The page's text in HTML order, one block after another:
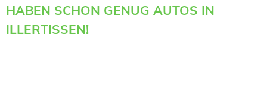
HABEN SCHON GENUG AUTOS IN
ILLERTISSEN!